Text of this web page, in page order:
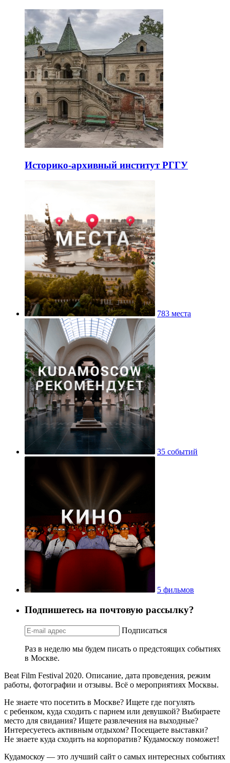
Историко-архивный институт РГГУ
783 места
35 событий
5 фильмов
Подпишетесь на почтовую рассылку?
Подписаться
Раз в неделю мы будем писать о предстоящих событиях
в Москве.
Beat Film Festival 2020. Описание, дата проведения, режим
работы, фотографии и отзывы. Всё о мероприятиях Москвы.
Не знаете что посетить в Москве? Ищете где погулять
с ребенком, куда сходить с парнем или девушкой? Выбираете
место для свидания? Ищете развлечения на выходные?
Интересуетесь активным отдыхом? Посещаете выставки?
Не знаете куда сходить на корпоратив? Кудамоскоу поможет!
Кудамоскоу — это лучший сайт о самых интересных событиях